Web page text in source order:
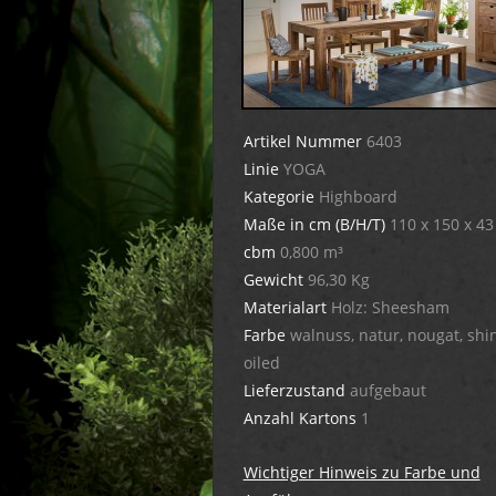
Artikel Nummer 6403
Linie YOGA
Kategorie Highboard
Maße in cm (B/H/T) 110 x 150 x 43
cbm 0,800 m³
Gewicht 96,30 Kg
Materialart Holz: Sheesham
Farbe walnuss, natur, nougat,
oiled
Lieferzustand aufgebaut
Anzahl Kartons 1
Wichtiger Hinweis zu Farbe und